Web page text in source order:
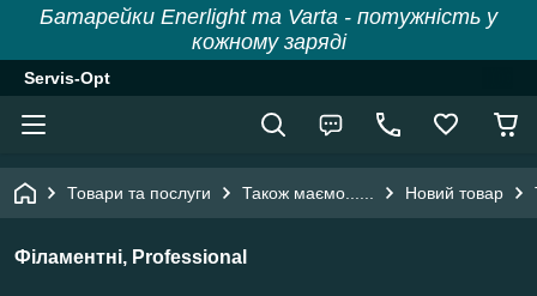
Батарейки Enerlight та Varta - потужність у
кожному заряді
Servis-Opt
Товари та послуги Також маємо...... Новий товар
Філаментні, Professional